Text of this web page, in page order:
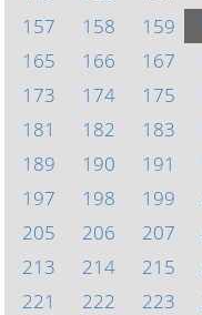
157
158 159
165
166 167
173
174 175
181
182 183
189
190 191
197
198 199
205
206 207
213
214 215
221
222 223